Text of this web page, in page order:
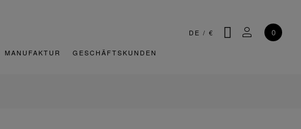
DE / € SUCHEMEIN
0
MANUFAKTUR GESCHÄFTSKUNDEN